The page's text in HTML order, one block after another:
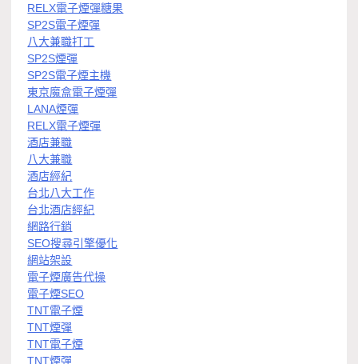
RELX電子煙彈糖果
SP2S電子煙彈
八大兼職打工
SP2S煙彈
SP2S電子煙主機
東京魔盒電子煙彈
LANA煙彈
RELX電子煙彈
酒店兼職
八大兼職
酒店經紀
台北八大工作
台北酒店經紀
網路行銷
SEO搜尋引擎優化
網站架設
電子煙廣告代操
電子煙SEO
TNT電子煙
TNT煙彈
TNT電子煙
TNT煙彈